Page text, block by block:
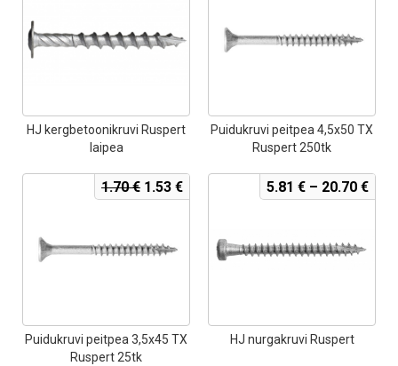
HJ kergbetoonikruvi Ruspert
laipea
Puidukruvi peitpea 4,5x50 TX
Ruspert 250tk
Puidukruvi peitpea 3,5x45 TX
Ruspert 25tk
1.70€ Algne
hind
1.53 €Current
price
HJ nurgakruvi Ruspert
5.81 € – 20.70 €